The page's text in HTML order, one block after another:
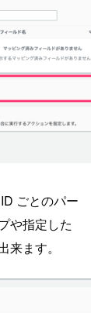
ごとのパー
や指定した
ます。